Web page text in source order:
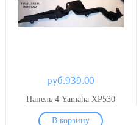
руб.939.00
Панель 4 Yamaha XP530